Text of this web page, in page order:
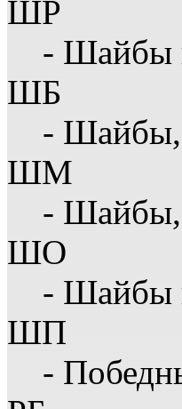
ШР
- Шайбы
ШБ
- Шайбы,
ШМ
- Шайбы,
ШО
- Шайбы
ШП
-